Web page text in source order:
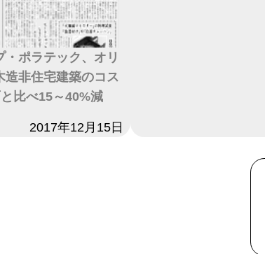
・ポラテック、オリ
造非住宅建築のコス
比べ15～40%減
2017年12月15日